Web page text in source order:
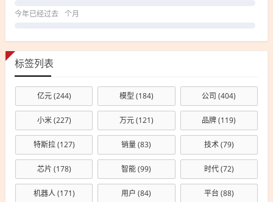
今年已经过去 个月
标签列表
亿元(244) 模型 (184) 公司 (404)
小米(227) 万元(121) 品牌(119)
特斯拉(127) 销量(83) 技术(79)
芯片 (178) 智能(99) 时代(72)
机器人(171) 用户 (84) 平台 (88)